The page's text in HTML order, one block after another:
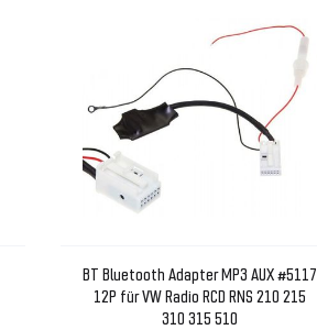
BT Bluetooth Adapter MP3 AUX #5117
12P für VW Radio RCD RNS 210 215
310 315 510